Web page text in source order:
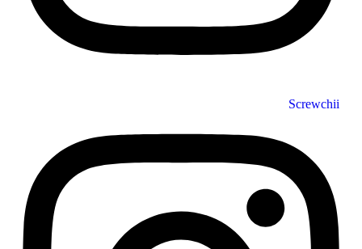
Screwchii